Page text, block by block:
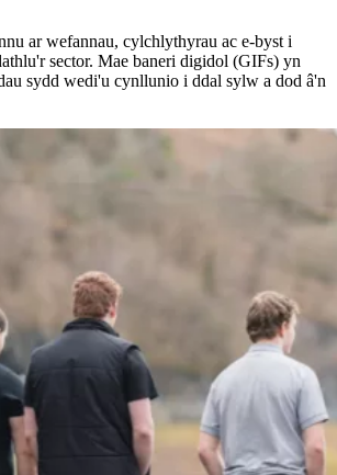
ar wefannau, cylchlythyrau ac e-byst i
sector. Mae baneri digidol (GIFs) yn
sydd wedi'u cynllunio i ddal sylw a dod â'n